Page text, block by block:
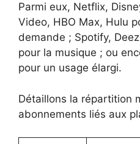
Parmi eux, Netflix,
Video, HBO Max, Hulu
demande ; Spotify,
pour la musique ; ou
pour un usage élargi.
Détaillons la répartition
abonnements liés aux